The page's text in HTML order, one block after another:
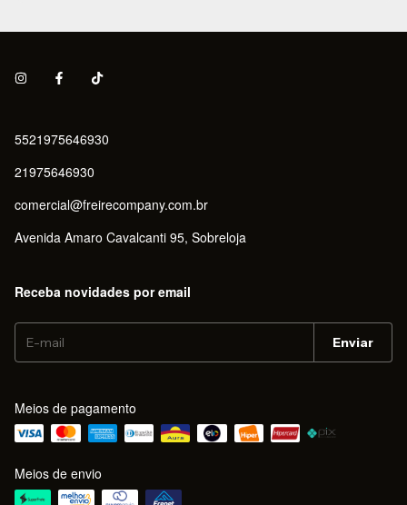
5521975646930
21975646930
comercial@freirecompany.com.br
Avenida Amaro Cavalcanti 95, Sobreloja
Receba novidades por email
Meios de pagamento
Meios de envio